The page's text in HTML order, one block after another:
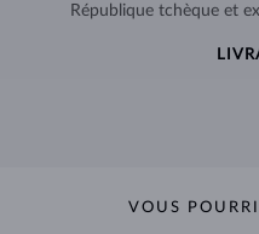
République tchèque et
VOUS